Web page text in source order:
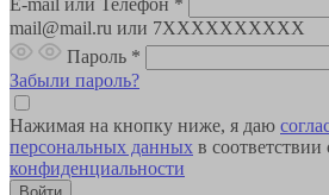
E-mail или Телефон *
mail@mail.ru или 7XXXXXXXXXX
Пароль *
Забыли пароль?
Нажимая на кнопку ниже, я даю
персональных данных в соответствии
конфиденциальности